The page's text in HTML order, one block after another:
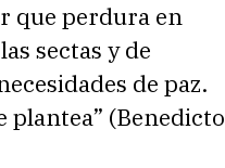
que perdura en
sectas y de
de paz.
plantea” (Benedicto